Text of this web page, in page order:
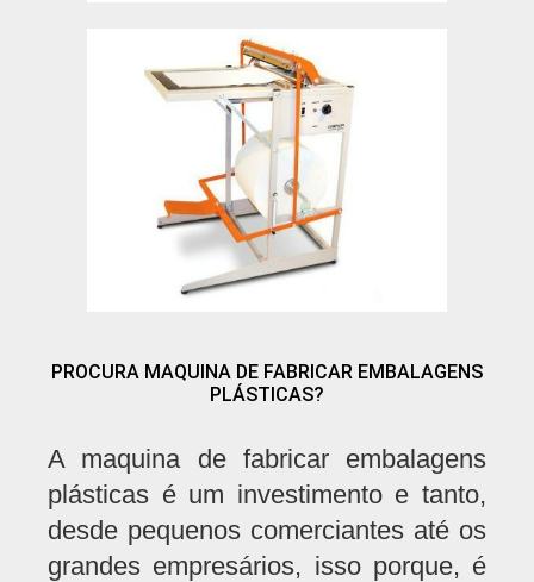
PROCURA MAQUINA DE FABRICAR EMBALAGENS
PLÁSTICAS?
A maquina de fabricar embalagens
plásticas é um investimento e tanto,
desde pequenos comerciantes até os
grandes empresários, isso porque, é